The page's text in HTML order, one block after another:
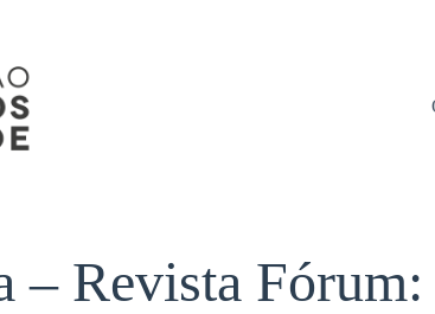
Revista Fórum: